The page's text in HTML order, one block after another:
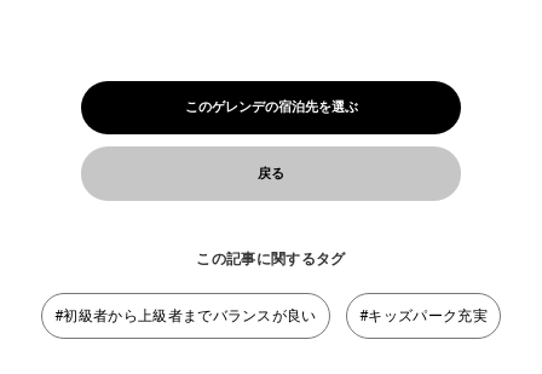
このゲレンデの宿泊先を選ぶ
戻る
この記事に関するタグ
#初級者から上級者までバランスが良い #キッズパーク充実